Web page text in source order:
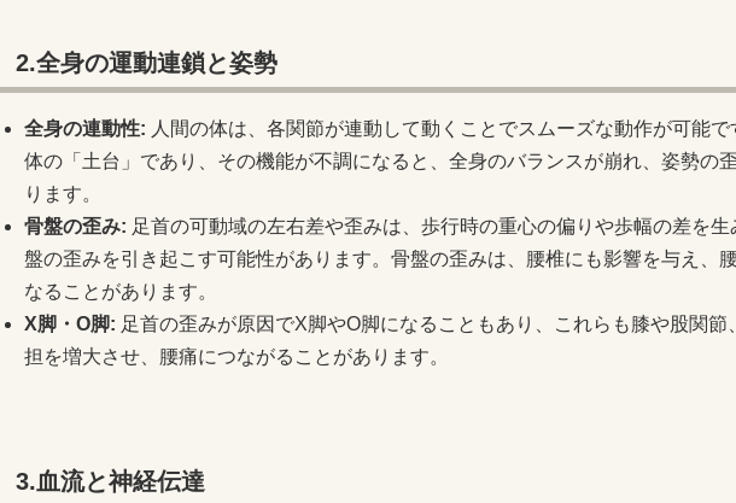
2.全身の運動連鎖と姿勢
全身の連動性: 人間の体は、各関節が連動して動くことでスムーズな動作が可能で
体の「土台」であり、その機能が不調になると、全身のバランスが崩れ、姿勢の
ります。
骨盤の歪み: 足首の可動域の左右差や歪みは、歩行時の重心の偏りや歩幅の差を生
盤の歪みを引き起こす可能性があります。骨盤の歪みは、腰椎にも影響を与え、
なることがあります。
X脚・O脚: 足首の歪みが原因でX脚やO脚になることもあり、これらも膝や股関節
担を増大させ、腰痛につながることがあります。
3.血流と神経伝達